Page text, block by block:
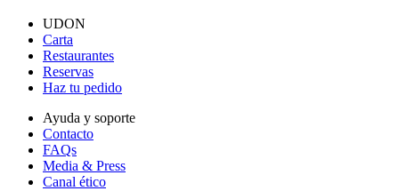
UDON
Carta
Restaurantes
Reservas
Haz tu pedido
Ayuda y soporte
Contacto
FAQs
Media & Press
Canal ético